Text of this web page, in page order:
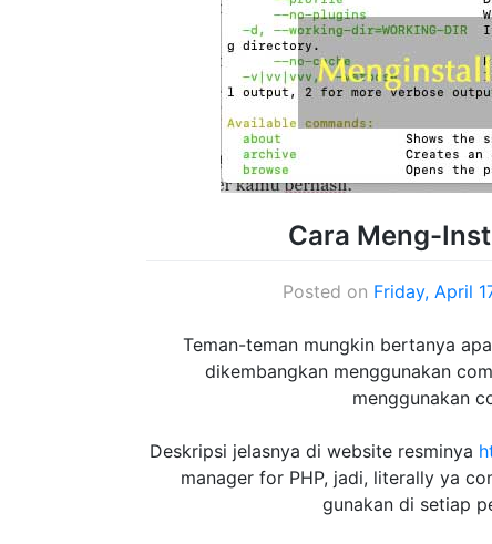
Cara Meng-
Posted on Friday, April
Teman-teman mungkin bertanya
dikembangkan menggunakan
menggunakan
Deskripsi jelasnya di website resminya
manager for PHP, jadi, literally ya
gunakan di setiap